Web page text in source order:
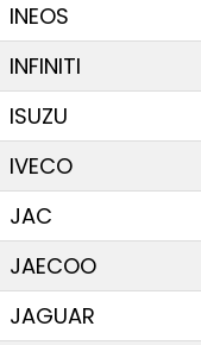
INEOS
INFINITI
ISUZU
IVECO
JAC
JAECOO
JAGUAR